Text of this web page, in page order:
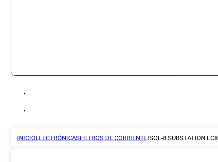
INICIOELECTRÓNICASFILTROS DE CORRIENTEISOL-8 SUBSTATION LCX